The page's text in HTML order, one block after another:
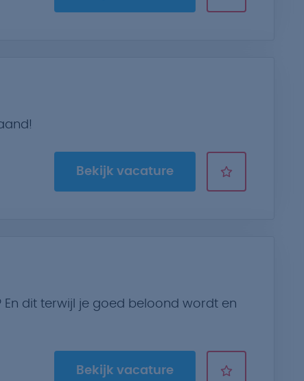
Bekijk vacature
dit terwijl je goed beloond wordt en
Bekijk vacature